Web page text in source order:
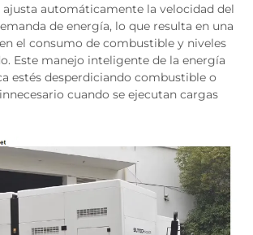
ajusta automáticamente la velocidad del
de energía, lo que resulta en una
el consumo de combustible y niveles
Este manejo inteligente de la energía
estés desperdiciando combustible o
cuando se ejecutan cargas